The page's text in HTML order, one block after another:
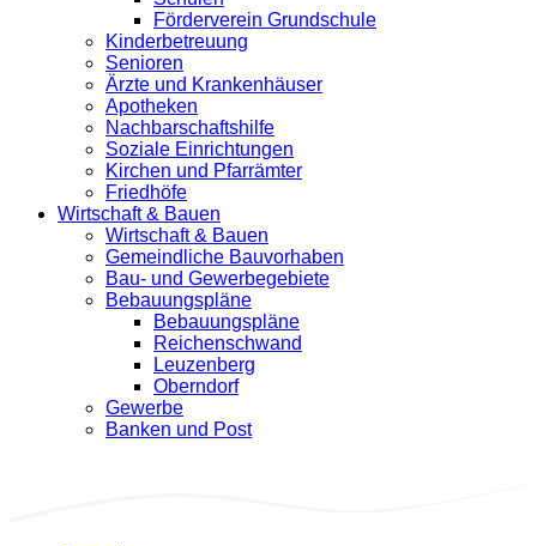
Förderverein Grundschule
Kinderbetreuung
Senioren
Ärzte und Krankenhäuser
Apotheken
Nachbarschaftshilfe
Soziale Einrichtungen
Kirchen und Pfarrämter
Friedhöfe
Wirtschaft & Bauen
Wirtschaft & Bauen
Gemeindliche Bauvorhaben
Bau- und Gewerbegebiete
Bebauungspläne
Bebauungspläne
Reichenschwand
Leuzenberg
Oberndorf
Gewerbe
Banken und Post